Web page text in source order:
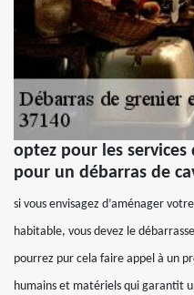
optez pour les
pour un débarras de
si vous envisagez d’aménager
habitable, vous devez le
pourrez pur cela faire appel à un
humains et matériels qui garantit